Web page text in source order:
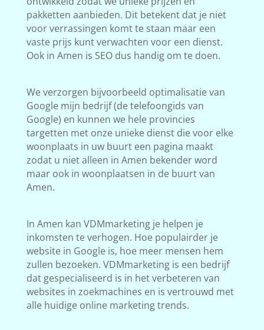
pakketten aanbieden. Dit betekent dat je niet
voor verrassingen komt te staan maar een
vaste prijs kunt verwachten voor een dienst.
Ook in Amen is SEO dus handig om te doen.
We verzorgen bijvoorbeeld optimalisatie van
Google mijn bedrijf (de telefoongids van
Google) en kunnen we hele provincies
targetten met onze unieke dienst die voor elke
woonplaats in uw buurt een pagina maakt
zodat u niet alleen in Amen bekender word
maar ook in woonplaatsen in de buurt van
Amen.
In Amen kan VDMmarketing je helpen je
inkomsten te verhogen. Hoe populairder je
website in Google is, hoe meer mensen hem
zullen bezoeken. VDMmarketing is een bedrijf
dat gespecialiseerd is in het verbeteren van
websites in zoekmachines en is vertrouwd met
alle huidige online marketing trends.